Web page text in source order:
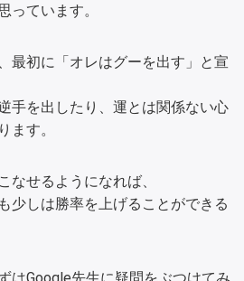
っています。
最初に「オレはグーを出す」と宣
手を出したり、運とは関係ない心
ます。
なせるようになれば、
少しは勝率を上げることができる